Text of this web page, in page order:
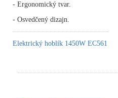
- Ergonomický tvar.
- Osvedčený dizajn.
Elektrický hoblík 1450W EC561